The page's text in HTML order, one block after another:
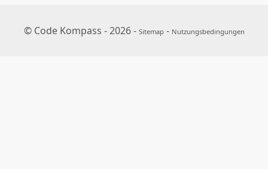
© Code Kompass - 2026 - Sitemap- Nutzungsbedingungen